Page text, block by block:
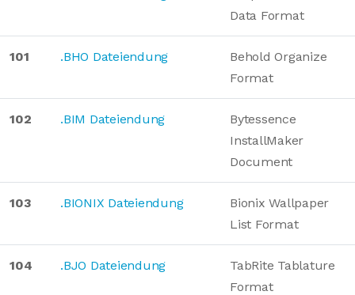
Data Format
101 .BHO Dateiendung
Behold Organize
Format
102 .BIM Dateiendung
Bytessence
InstallMaker
Document
103 .BIONIX Dateiendung
Bionix Wallpaper
List Format
104 .BJO Dateiendung
TabRite Tablature
Format